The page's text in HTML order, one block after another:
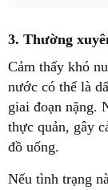
3. Thường
Cảm thấy khó
nước có thể là
giai đoạn nặng.
thực quản, gây
đồ uống.
Nếu tình trạng